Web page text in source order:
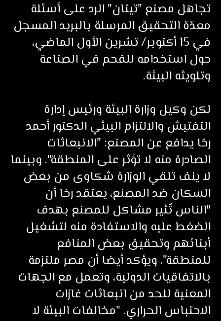
تجاهل مصنع "تيتان" الرد على أسئلة
معدّة التحقيق المرسلة بالبريد المسجل
في 15 أكتوبر/ تشرين الأول الماضي،
حول استخدامه للفحم في الصناعة
وتلويثه البيئة.
لكن وكيل وزارة البيئة ورئيس إدارة
التفتيش والالتزام البيئي الدكتور أحمد
رخا يدافع عن المصنع: "الانبعاثات
الصادرة منه لا تؤثر على المنطقة". وبينما
لا ينف تلقي الوزارة شكاوى من بعض
السكان ضد المصنع، يعتقد رخا أن
"الناس تُثير مشاكل للمصنع بهدف
الضغط عليه والاستفادة منه لتشغيل
أبنائهم وتحقيق بعض المنافع
للمنطقة". ويؤكد أيضا أن مصر ملتزمة
بالاتفاقيات الدولية، وتعمل مع الجهات
المعنية للحد من انبعاثات غازات
الاحتباس الحراري. "مخالفات البيئة لا